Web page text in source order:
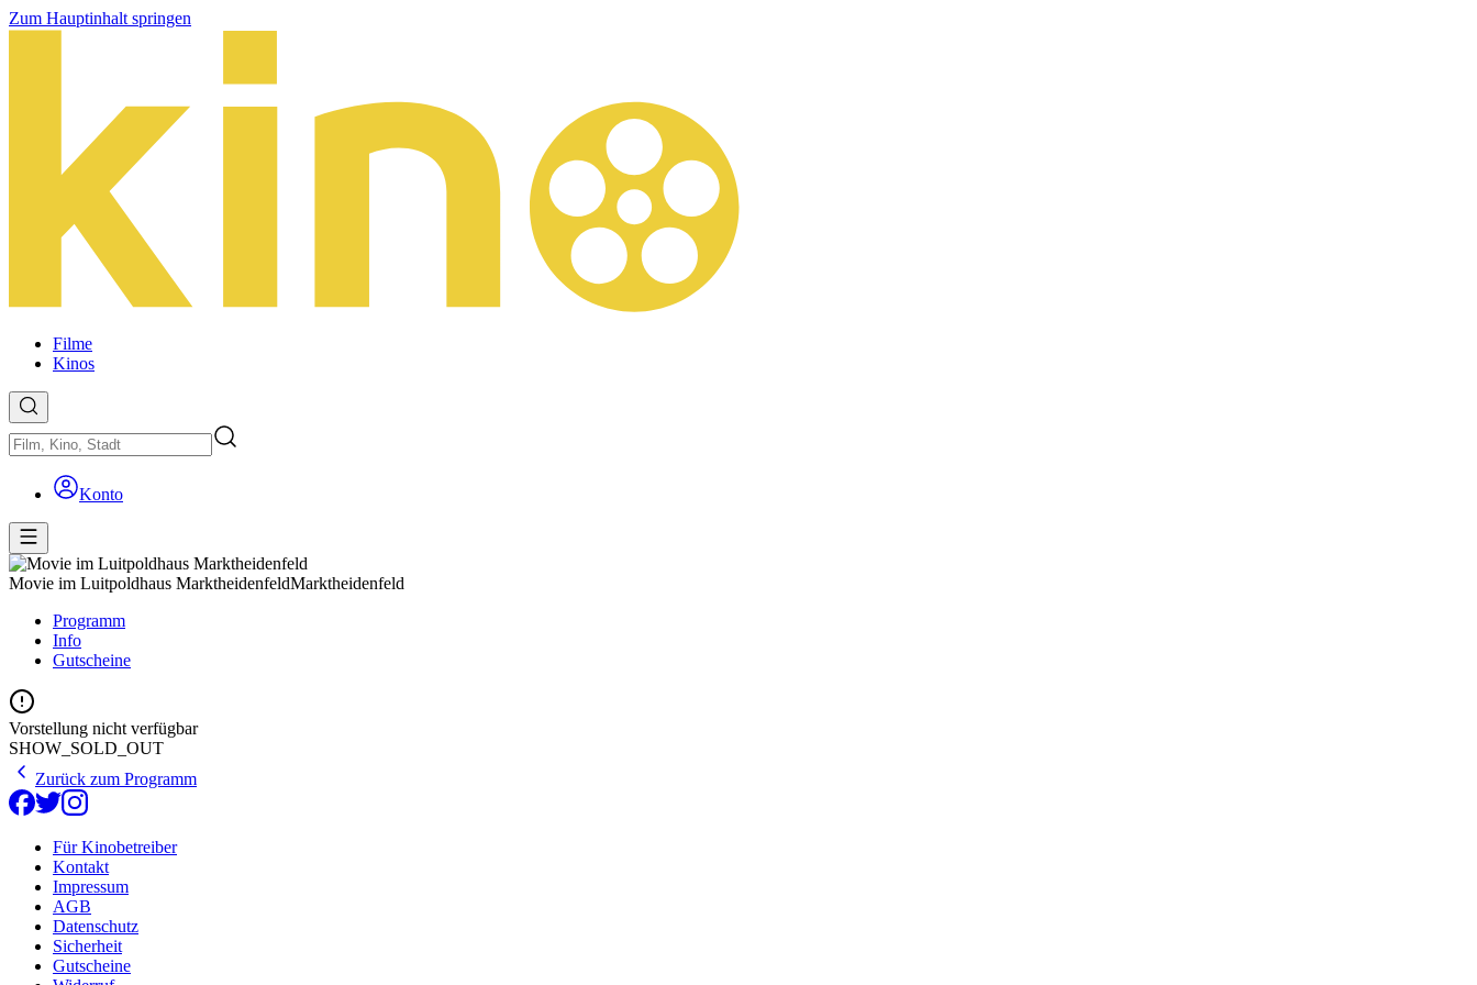
Zum Hauptinhalt springen
Filme
Kinos
Konto
Movie im Luitpoldhaus MarktheidenfeldMarktheidenfeld
Programm
Info
Gutscheine
Vorstellung nicht verfügbar
SHOW_SOLD_OUT
Zurück zum Programm
Für Kinobetreiber
Kontakt
Impressum
AGB
Datenschutz
Sicherheit
Gutscheine